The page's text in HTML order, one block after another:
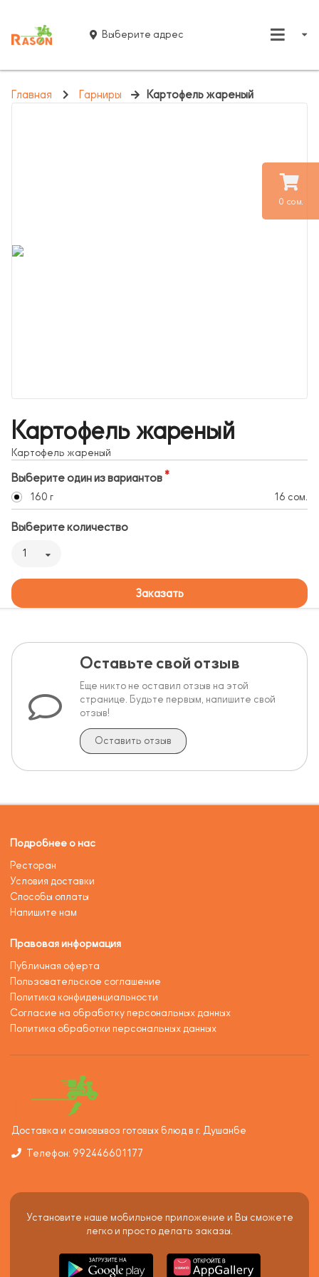
0 сом.
Выберите адрес
Главная Гарниры Картофель жареный
Картофель жареный
Картофель жареный
Выберите один из вариантов
160 г 16 сом.
Выберите количество
1
Заказать
Оставьте свой отзыв
Еще никто не оставил отзыв на этой
странице. Будьте первым, напишите свой
отзыв!
Оставить отзыв
Подробнее о нас
Ресторан
Условия доставки
Способы оплаты
Напишите нам
Правовая информация
Публичная оферта
Пользовательское соглашение
Политика конфиденциальности
Согласие на обработку персональных данных
Политика обработки персональных данных
Доставка и самовывоз готовых блюд в г. Душанбе
Телефон: 992446601177
Установите наше мобильное приложение и Вы сможете
легко и просто делать заказы.